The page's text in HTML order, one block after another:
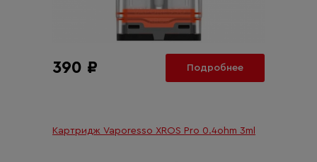
390 ₽ Подробнее
Картридж Vaporesso XROS Pro 0.4ohm 3ml